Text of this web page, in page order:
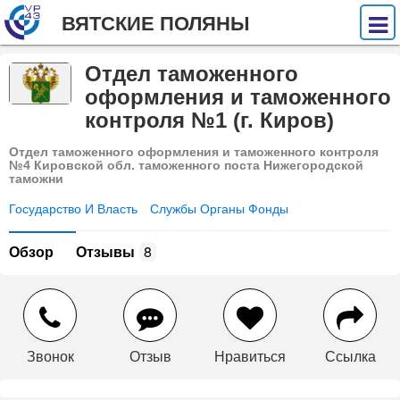
ВЯТСКИЕ ПОЛЯНЫ
Отдел таможенного
оформления и таможенного
контроля №1 (г. Киров)
Отдел таможенного оформления и таможенного контроля
№4 Кировской обл. таможенного поста Нижегородской
таможни
Государство И Власть Службы Органы Фонды
Обзор Отзывы 8
Звонок Отзыв Нравиться Ссылка